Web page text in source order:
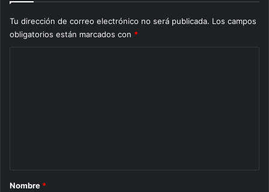
Tu dirección de correo electrónico no será publicada. Los campos
obligatorios están marcados con *
r
Nombre *